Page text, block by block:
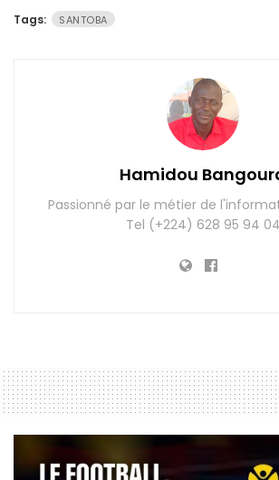
Tags: SANTOBA
Hamidou
Passionné par le métier de
Tel (+224) 628 95 94 04